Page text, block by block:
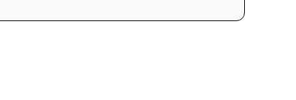
Dự trữ Liên bang Mỹ (FED) chưa phát đi tín